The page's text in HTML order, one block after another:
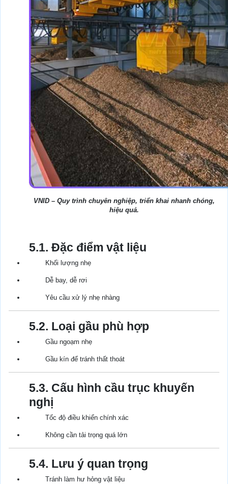
VNID – Quy trình chuyên nghiệp, triển khai nhanh chóng,
hiệu quả.
5.1. Đặc điểm vật liệu
Khối lượng nhẹ
Dễ bay, dễ rơi
Yêu cầu xử lý nhẹ nhàng
5.2. Loại gầu phù hợp
Gầu ngoạm nhẹ
Gầu kín để tránh thất thoát
5.3. Cấu hình cầu trục khuyến
nghị
Tốc độ điều khiển chính xác
Không cần tải trọng quá lớn
5.4. Lưu ý quan trọng
Tránh làm hư hỏng vật liệu